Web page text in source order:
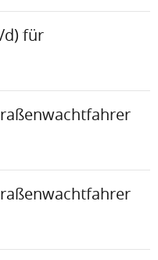
d) für